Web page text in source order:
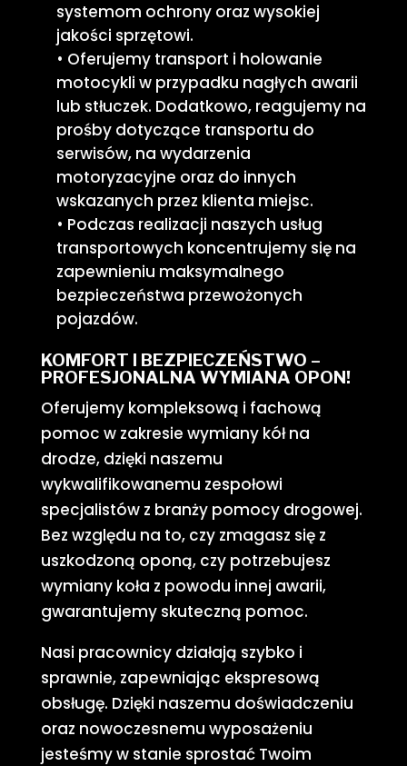
systemom ochrony oraz wysokiej
jakości sprzętowi.
• Oferujemy transport i holowanie
motocykli w przypadku nagłych awarii
lub stłuczek. Dodatkowo, reagujemy na
prośby dotyczące transportu do
serwisów, na wydarzenia
motoryzacyjne oraz do innych
wskazanych przez klienta miejsc.
• Podczas realizacji naszych usług
transportowych koncentrujemy się na
zapewnieniu maksymalnego
bezpieczeństwa przewożonych
pojazdów.
KOMFORT I BEZPIECZEŃSTWO –
PROFESJONALNA WYMIANA OPON!
Oferujemy kompleksową i fachową
pomoc w zakresie wymiany kół na
drodze, dzięki naszemu
wykwalifikowanemu zespołowi
specjalistów z branży pomocy drogowej.
Bez względu na to, czy zmagasz się z
uszkodzoną oponą, czy potrzebujesz
wymiany koła z powodu innej awarii,
gwarantujemy skuteczną pomoc.
Nasi pracownicy działają szybko i
sprawnie, zapewniając ekspresową
obsługę. Dzięki naszemu doświadczeniu
oraz nowoczesnemu wyposażeniu
jesteśmy w stanie sprostać Twoim